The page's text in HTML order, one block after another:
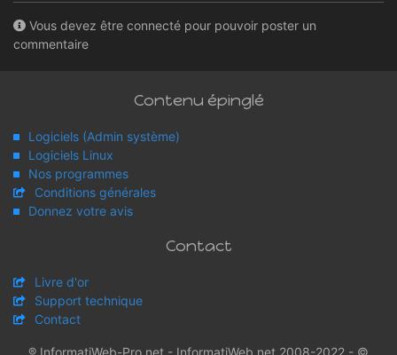
Vous devez être connecté pour pouvoir poster un
commentaire
Contenu épinglé
Logiciels (Admin système)
Logiciels Linux
Nos programmes
Conditions générales
Donnez votre avis
Contact
Livre d'or
Support technique
Contact
® InformatiWeb-Pro.net - InformatiWeb.net 2008-2022 - ©